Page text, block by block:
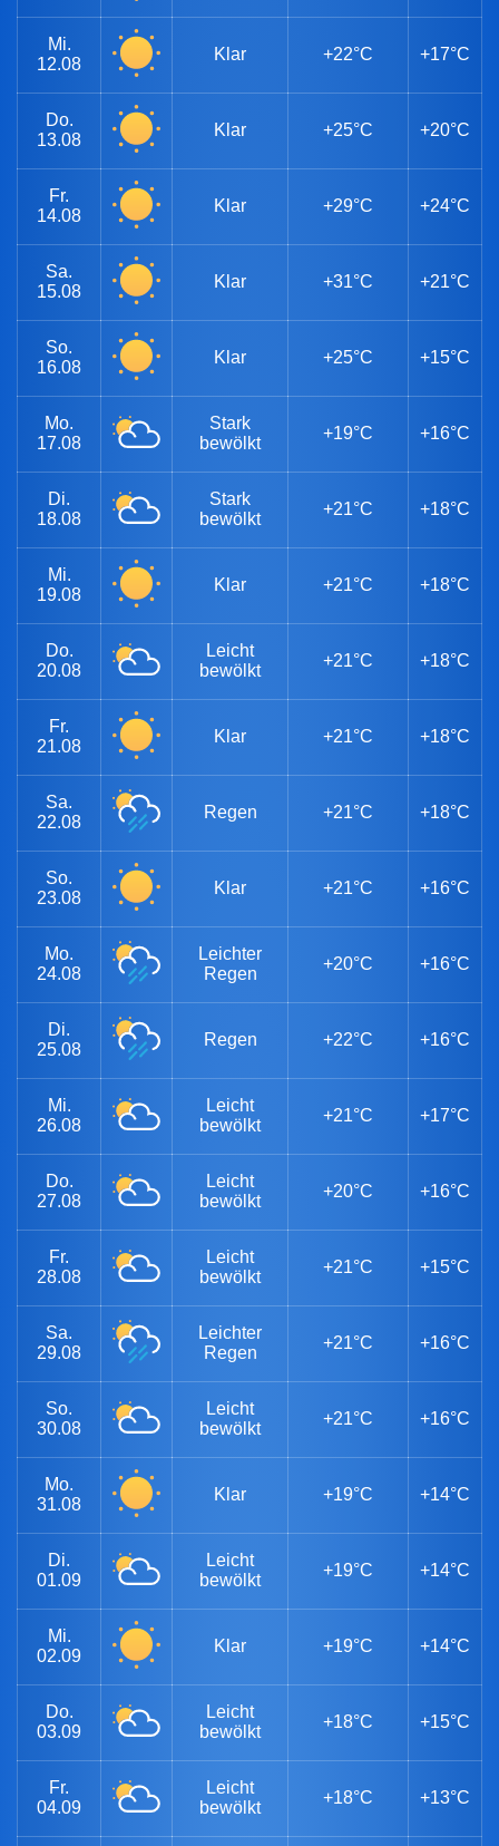
Mi.
12.08
Klar +22°C +17°C
Do.
13.08
Klar +25°C +20°C
Fr.
14.08
Klar +29°C +24°C
Sa.
15.08
Klar +31°C +21°C
So.
16.08
Klar +25°C +15°C
Mo.
17.08
Stark
bewölkt
+19°C +16°C
Di.
18.08
Stark
bewölkt
+21°C +18°C
Mi.
19.08
Klar +21°C +18°C
Do.
20.08
Leicht
bewölkt
+21°C +18°C
Fr.
21.08
Klar +21°C +18°C
Sa.
22.08
Regen +21°C +18°C
So.
23.08
Klar +21°C +16°C
Mo.
24.08
Leichter
Regen
+20°C +16°C
Di.
25.08
Regen +22°C +16°C
Mi.
26.08
Leicht
bewölkt
+21°C +17°C
Do.
27.08
Leicht
bewölkt
+20°C +16°C
Fr.
28.08
Leicht
bewölkt
+21°C +15°C
Sa.
29.08
Leichter
Regen
+21°C +16°C
So.
30.08
Leicht
bewölkt
+21°C +16°C
Mo.
31.08
Klar +19°C +14°C
Di.
01.09
Leicht
bewölkt
+19°C +14°C
Mi.
02.09
Klar +19°C +14°C
Do.
03.09
Leicht
bewölkt
+18°C +15°C
Fr.
04.09
Leicht
bewölkt
+18°C +13°C